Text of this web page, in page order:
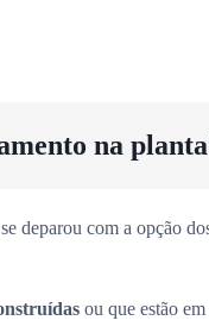
na
deparou com a opção
ou que estão